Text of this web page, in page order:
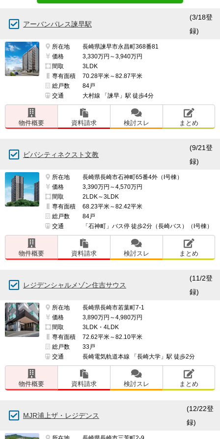
アーバンパレス諫早駅
(3/18登
録)
所在地
長崎県諫早市永昌町368番81
価格
3,330万円～3,940万円
間取
3LDK
専有面積
70.28平米～82.87平米
総戸数
84戸
交通
大村線 「諫早」駅 徒歩4分
物件概要 資料請求 検討スレ まとめ
ビバシティネクスト文教
(9/21登
録)
所在地
長崎県長崎市石神町65番4外（I号棟）
価格
3,390万円～4,570万円
間取
2LDK～3LDK
専有面積
68.23平米～82.42平米
総戸数
84戸
交通
「石神町」バス停 徒歩2分（長崎バス）（I号棟）
物件概要 資料請求 検討スレ まとめ
レジデンシャルメゾン住吉サウス
(11/2登
録)
所在地
長崎県長崎市若葉町7-1
価格
3,890万円～4,980万円
間取
3LDK・4LDK
専有面積
72.62平米～82.10平米
総戸数
33戸
交通
長崎電気軌道本線 「長崎大学」駅 徒歩2分
物件概要 資料請求 検討スレ まとめ
MJR浦上ザ・レジデンス
(12/22登
録)